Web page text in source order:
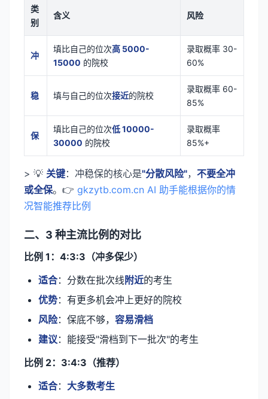
类
别
含义 风险
冲
填比自己的位次高 5000-
15000 的院校
录取概率 30-
60%
稳 填与自己的位次接近的院校
录取概率 60-
85%
保
填比自己的位次低 10000-
30000 的院校
录取概率
85%+
> 💡 关键：冲稳保的核心是"分散风险"， 不要全冲
或全保。👉 gkzytb.com.cn AI 助手能根据你的情
况智能推荐比例
二、3 种主流比例的对比
比例 1：4:3:3（冲多保少）
适合：分数在批次线附近的考生
优势：有更多机会冲上更好的院校
风险：保底不够， 容易滑档
建议：能接受"滑档到下一批次"的考生
比例 2：3:4:3（推荐）
适合： 大多数考生